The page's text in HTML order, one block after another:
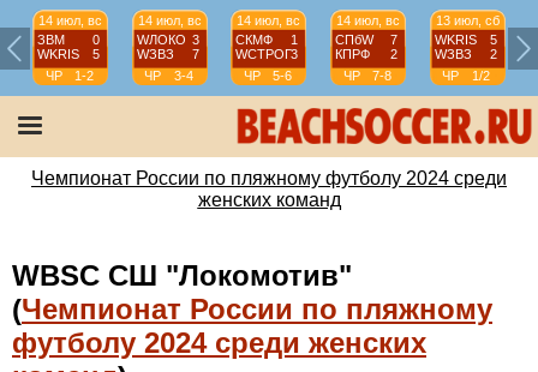
14 июл, вс
ЗВМ
0
WKRIS
5
ЧР
1-2
14 июл, вс
WЛОКО 3
WЗВЗ
7
ЧР
3-4
14 июл, вс
СКМФ
1
WCТРОГ3
ЧР
5-6
14 июл, вс
СПбW
7
КПРФ
2
ЧР
7-8
13 июл, сб
WKRIS
5
WЗВЗ
2
ЧР
1/2
Чемпионат России по пляжному футболу 2024 среди
женских команд
WBSC СШ "Локомотив"
(Чемпионат России по пляжному
футболу 2024 среди женских